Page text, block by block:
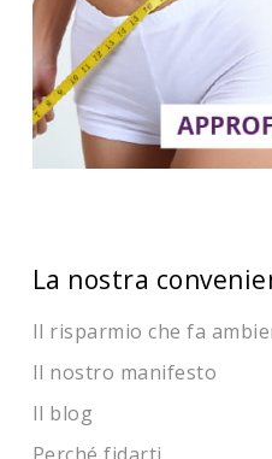
La nostra
Il risparmio che fa
Il nostro manifesto
Il blog
Perché fidarti